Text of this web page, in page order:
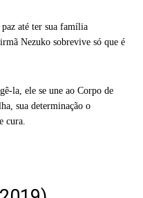
até ter sua família
Nezuko sobrevive só que é
la, ele se une ao Corpo de
sua determinação o
cura.